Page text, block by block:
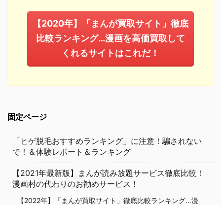
【2020年】「まんが買取サイト」徹底
比較ランキング…漫画を高価買取して
くれるサイトはこれだ！
固定ページ
「ヒゲ脱毛おすすめランキング」に注意！騙されない
で！＆体験レポート＆ランキング
【2021年最新版】まんが読み放題サービス徹底比較！
漫画村の代わりのお勧めサービス！
【2022年】「まんが買取サイト」徹底比較ランキング…漫